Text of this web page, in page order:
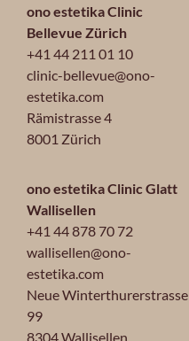
ono estetika Clinic
Bellevue Zürich
+41 44 211 01 10
clinic-bellevue@ono-
estetika.com
Rämistrasse 4
8001 Zürich
ono estetika Clinic Glatt
Wallisellen
+41 44 878 70 72
wallisellen@ono-
estetika.com
Neue Winterthurerstrasse
99
8304 Wallisellen